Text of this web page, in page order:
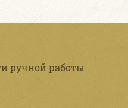
ручной работы